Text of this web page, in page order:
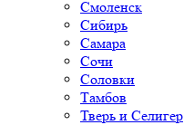
Смоленск
Сибирь
Самара
Сочи
Соловки
Тамбов
Тверь и Селигер